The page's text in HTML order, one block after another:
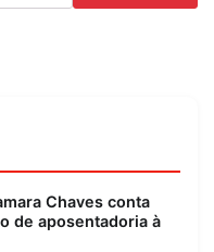
Chaves conta
de aposentadoria à